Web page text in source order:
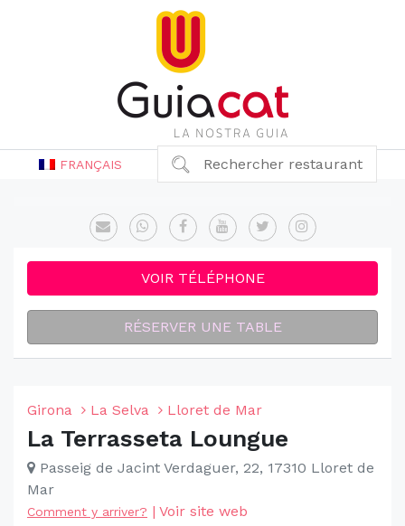
FRANÇAIS Rechercher restaurant
VOIR TÉLÉPHONE
RÉSERVER UNE TABLE
Girona La Selva Lloret de Mar
La Terrasseta Loungue
Passeig de Jacint Verdaguer, 22, 17310 Lloret de
Mar
Comment y arriver? | Voir site web